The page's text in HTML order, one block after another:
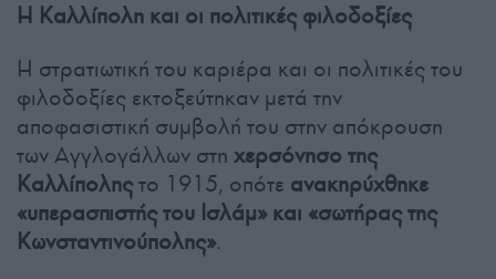
Η Καλλίπολη και οι πολιτικές φιλοδοξίες
Η στρατιωτική του καριέρα και οι πολιτικές του
φιλοδοξίες εκτοξεύτηκαν μετά την
αποφασιστική συμβολή του στην απόκρουση
των Αγγλογάλλων στη χερσόνησο της
Καλλίποληςτο 1915, οπότε ανακηρύχθηκε
«υπερασπιστής του Ισλάμ» και «σωτήρας της
Κωνσταντινούπολης».